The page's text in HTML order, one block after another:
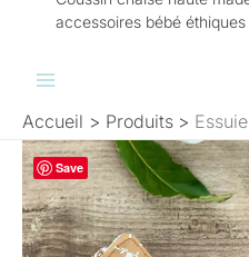
accessoires bébé
Accueil Produits
Save
quantité
de
Essuie-
tout